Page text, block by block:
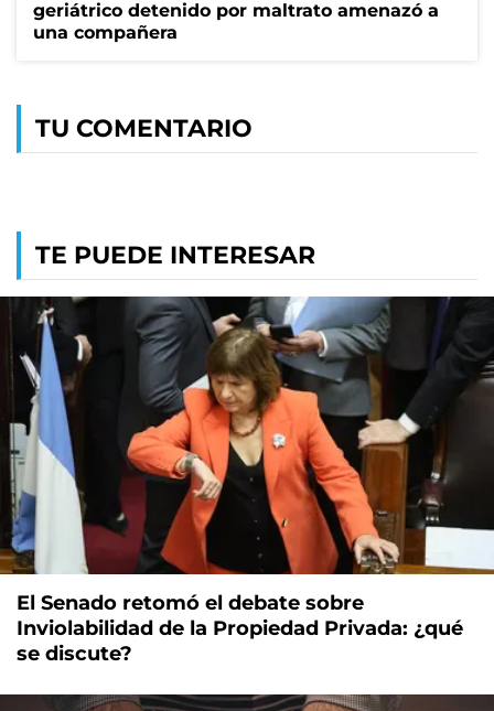
geriátrico detenido por maltrato amenazó a
una compañera
TU COMENTARIO
TE PUEDE INTERESAR
El Senado retomó el debate sobre
Inviolabilidad de la Propiedad Privada: ¿qué
se discute?